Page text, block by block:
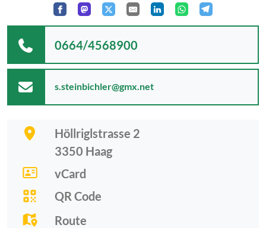
Höllriglstrasse 2
3350 Haag
vCard
QR Code
Route
0664/4568900
s.steinbichler@gmx.net